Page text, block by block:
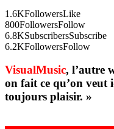
1.6KFollowersLike
800FollowersFollow
6.8KSubscribersSubscribe
6.2KFollowersFollow
VisualMusic, l’autre
on fait ce qu’on veut
toujours plaisir. »